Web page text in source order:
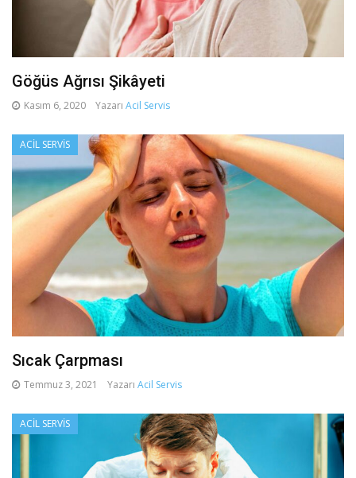
Göğüs Ağrısı Şikâyeti
Kasım 6, 2020 Yazarı Acil Servis
ACIL SERVIS
Sıcak Çarpması
Temmuz 3, 2021 Yazarı Acil Servis
ACIL SERVIS